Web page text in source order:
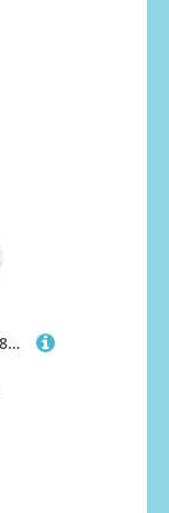
Folienballon Ziffer 1 mit Bär 81x72cm stehend mit Luftfüllung - Ballon mit Standfuß - Luftballon für 1. Geburtstag Kindergeburtstag - Folienluftballon als Geburtstagsdeko Partydeko